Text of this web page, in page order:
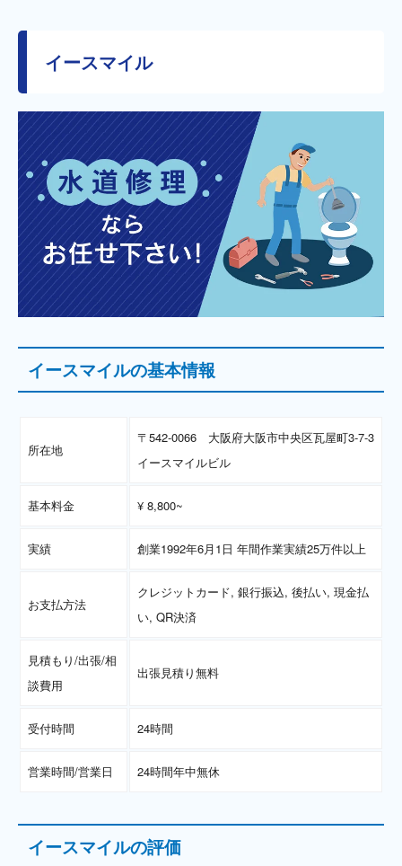
イースマイル
イースマイルの基本情報
所在地
〒542-0066 大阪府大阪市中央区瓦屋町3-7-3
イースマイルビル
基本料金 ¥ 8,800~
実績 創業1992年6月1日 年間作業実績25万件以上
お支払方法
クレジットカード, 銀行振込, 後払い, 現金払
い, QR決済
見積もり/出張/相
談費用
出張見積り無料
受付時間 24時間
営業時間/営業日 24時間年中無休
イースマイルの評価